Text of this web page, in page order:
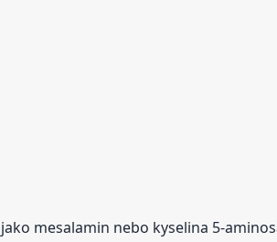
mesalamin nebo kyselina 5-